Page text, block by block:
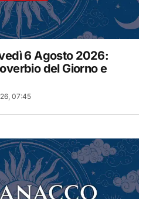
6 Agosto 2026:
del Giorno e
07:45